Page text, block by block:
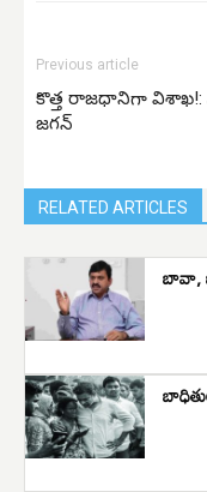
Previous article
కొత్త రాజధానిగా విశాఖ!:
జగన్
RELATED ARTICLES
బావా,